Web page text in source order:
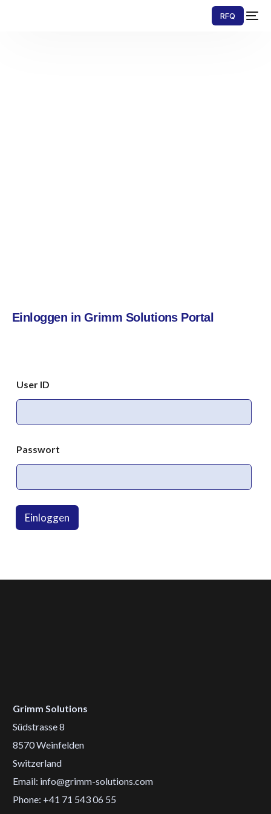
RFQ
Einloggen in Grimm Solutions Portal
User ID
Passwort
Einloggen
Grimm Solutions
Südstrasse 8
8570 Weinfelden
Switzerland
Email: info@grimm-solutions.com
Phone: +41 71 543 06 55